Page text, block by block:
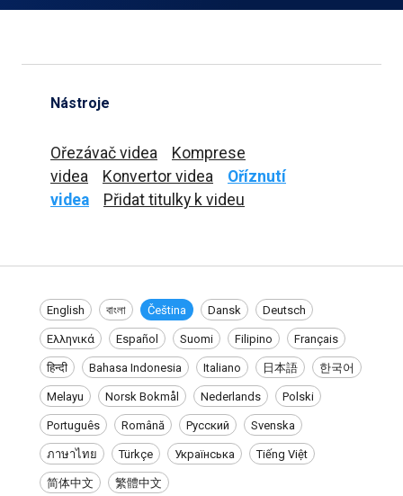
Nástroje
Ořezávač videa
Komprese
videa
Konvertor videa
Oříznutí
videa
Přidat titulky k videu
English বাংলা Čeština Dansk Deutsch
Ελληνικά Español Suomi Filipino Français
हिन्दी Bahasa Indonesia Italiano 日本語 한국어
Melayu Norsk Bokmål Nederlands Polski
Português Română Русский Svenska
ภาษาไทย Türkçe Українська Tiếng Việt
简体中文 繁體中文